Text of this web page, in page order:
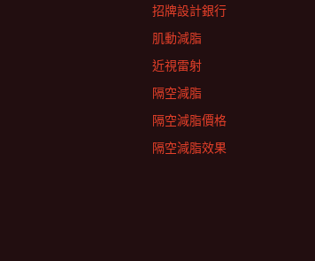
招牌設計銀行
肌動減脂
近視雷射
隔空減脂
隔空減脂價格
隔空減脂效果